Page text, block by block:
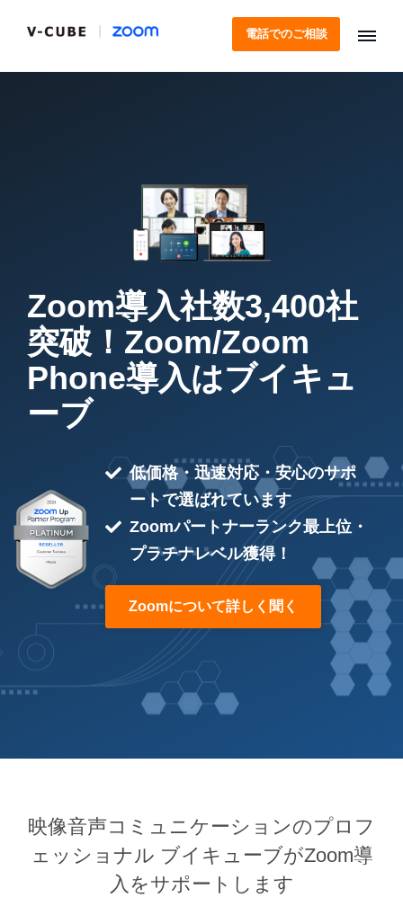
電話でのご相談
Zoom導入社数3,400社
突破！ Zoom/Zoom
Phone導入はブイキュ
ーブ
低価格・迅速対応・安心のサポ
ートで選ばれています
Zoomパートナーランク最上位・
プラチナレベル獲得！
Zoomについて詳しく聞く
映像音声コミュニケーションのプロフ
ェッショナル ブイキューブがZoom導
入をサポートします